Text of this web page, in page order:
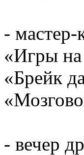
-
«Игры на
«Брейк
- вечер